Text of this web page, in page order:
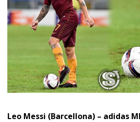
Leo Messi (Barcellona) – adidas